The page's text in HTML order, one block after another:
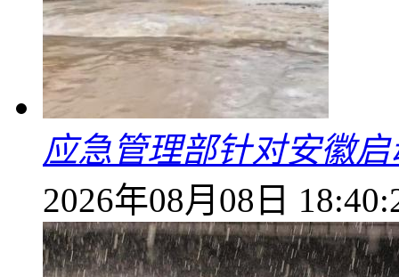
应急管理部针对安徽
2026年08月08日